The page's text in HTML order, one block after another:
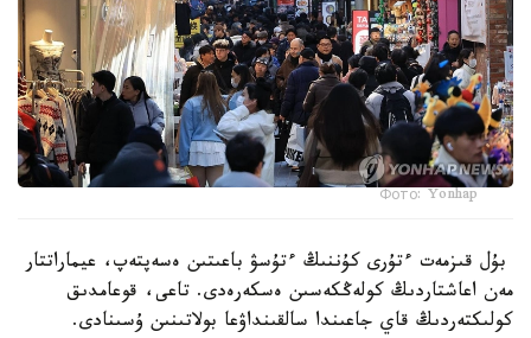
Фото: Yonhap
بۇل قىزمەت ءتۇرى كۇننىڭ ءتۇسۋ باعىتىن ەسەپتەپ، عيماراتتار
مەن اعاشتاردىڭ كولەڭكەسىن ەسكەرەدى. تاعى، قوعامدىق
كولىكتەردىڭ قاي جاعىندا سالقىنداۋعا بولاتىنىن ۇسىنادى.